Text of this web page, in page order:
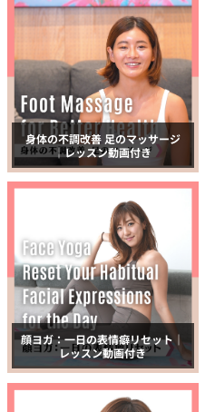
身体の不調改善 足のマッサージ
｜レッスン動画付き
顔ヨガ：一日の表情癖リセット｜
レッスン動画付き